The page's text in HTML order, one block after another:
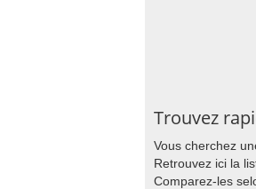
Trouvez
Vous cherchez
Retrouvez ici la
Comparez-les